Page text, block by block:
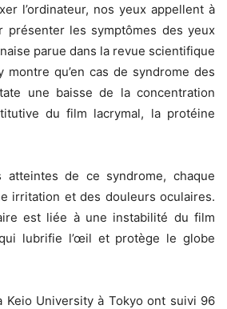
l’ordinateur, nos yeux appellent à
présenter les symptômes des yeux
parue dans la revue scientifique
montre qu’en cas de syndrome des
une baisse de la concentration
du film lacrymal, la protéine
atteintes de ce syndrome, chaque
irritation et des douleurs oculaires.
est liée à une instabilité du film
lubrifie l’œil et protège le globe
Keio University à Tokyo ont suivi 96